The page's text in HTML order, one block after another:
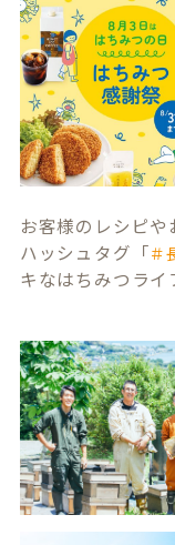
お客様のレシピや
ハッシュタグ「＃
キなはちみつラ